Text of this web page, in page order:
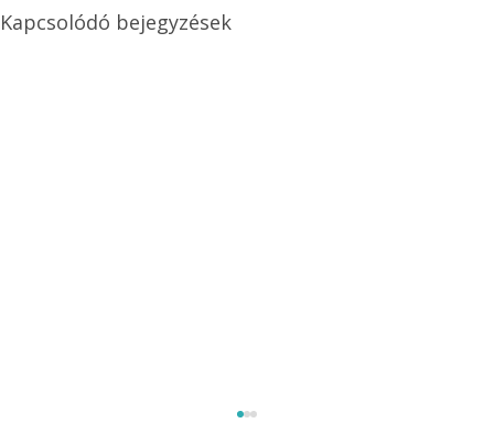
Kapcsolódó bejegyzések